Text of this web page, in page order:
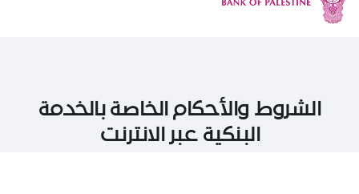
الشروط والأحكام الخاصة بالخدمة
البنكية عبر الانترنت